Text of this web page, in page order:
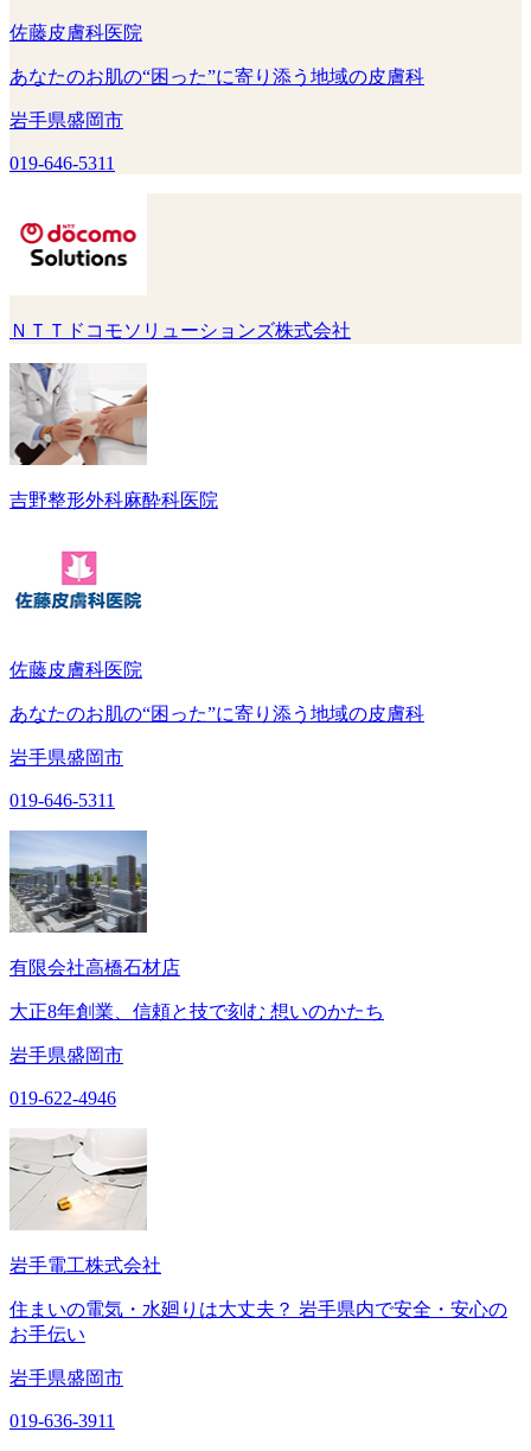
佐藤皮膚科医院
あなたのお肌の“困った”に寄り添う地域の皮膚科
岩手県盛岡市
019-646-5311
ＮＴＴドコモソリューションズ株式会社
吉野整形外科麻酔科医院
佐藤皮膚科医院
あなたのお肌の“困った”に寄り添う地域の皮膚科
岩手県盛岡市
019-646-5311
有限会社高橋石材店
大正8年創業、信頼と技で刻む 想いのかたち
岩手県盛岡市
019-622-4946
岩手電工株式会社
住まいの電気・水廻りは大丈夫？ 岩手県内で安全・安心の
お手伝い
岩手県盛岡市
019-636-3911